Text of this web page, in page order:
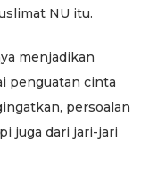
NU itu.
menjadikan
penguatan cinta
persoalan
juga dari jari-jari